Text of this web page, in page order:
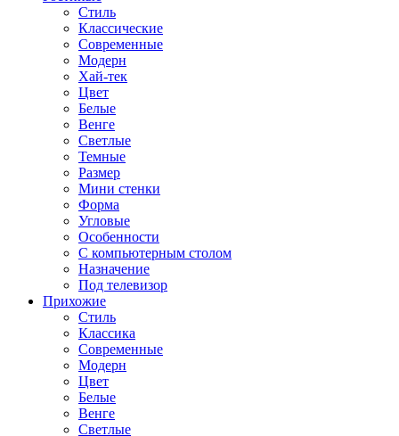
Стиль
Классические
Современные
Модерн
Хай-тек
Цвет
Белые
Венге
Светлые
Темные
Размер
Мини стенки
Форма
Угловые
Особенности
С компьютерным столом
Назначение
Под телевизор
Прихожие
Стиль
Классика
Современные
Модерн
Цвет
Белые
Венге
Светлые